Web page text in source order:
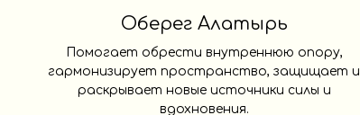
Оберег Алатырь
Помогает обрести внутреннюю опору,
гармонизирует пространство, защищает и
раскрывает новые источники силы и
вдохновения.